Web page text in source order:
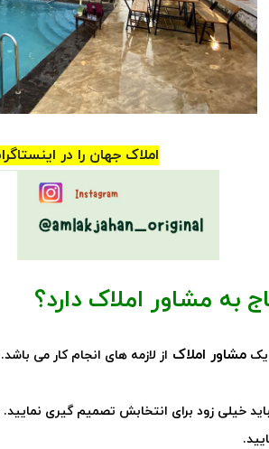
املاک جهان را در
به مشاور املاک دارد؟
یک مشاور املاک از لازمه های انجام کار می
خیلی زود برای انتخابش تصمیم گیری نمایید.